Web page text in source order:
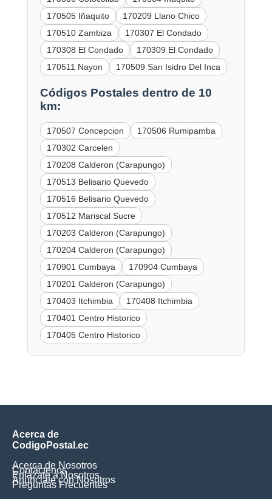
170505 Iñaquito
170209 Llano Chico
170510 Zambiza
170307 El Condado
170308 El Condado
170309 El Condado
170511 Nayon
170509 San Isidro Del Inca
Códigos Postales dentro de 10
km:
170507 Concepcion
170506 Rumipamba
170302 Carcelen
170208 Calderon (Carapungo)
170513 Belisario Quevedo
170516 Belisario Quevedo
170512 Mariscal Sucre
170203 Calderon (Carapungo)
170204 Calderon (Carapungo)
170901 Cumbaya
170904 Cumbaya
170201 Calderon (Carapungo)
170403 Itchimbia
170408 Itchimbia
170401 Centro Historico
170405 Centro Historico
Acerca de
CodigoPostal.ec
Acerca de Nosotros
Contáctenos
Enlázate a Nosotros
Anúnciate con Nosotros
Preguntas Frecuentes